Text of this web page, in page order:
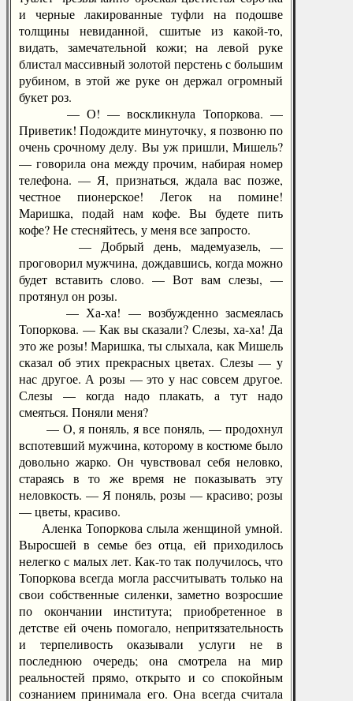
и черные лакированные туфли на подошве
толщины невиданной, сшитые из какой-то,
видать, замечательной кожи; на левой руке
блистал массивный золотой перстень с большим
рубином, в этой же руке он держал огромный
букет роз.
— О! — воскликнула Топоркова. —
Приветик! Подождите минуточку, я позвоню по
очень срочному делу. Вы уж пришли, Мишель?
— говорила она между прочим, набирая номер
телефона. — Я, признаться, ждала вас позже,
честное пионерское! Легок на помине!
Маришка, подай нам кофе. Вы будете пить
кофе? Не стесняйтесь, у меня все запросто.
— Добрый день, мадемуазель, —
проговорил мужчина, дождавшись, когда можно
будет вставить слово. — Вот вам слезы, —
протянул он розы.
— Ха-ха! — возбужденно засмеялась
Топоркова. — Как вы сказали? Слезы, ха-ха! Да
это же розы! Маришка, ты слыхала, как Мишель
сказал об этих прекрасных цветах. Слезы — у
нас другое. А розы — это у нас совсем другое.
Слезы — когда надо плакать, а тут надо
смеяться. Поняли меня?
— О, я поняль, я все поняль, — продохнул
вспотевший мужчина, которому в костюме было
довольно жарко. Он чувствовал себя неловко,
стараясь в то же время не показывать эту
неловкость. — Я поняль, розы — красиво; розы
— цветы, красиво.
Аленка Топоркова слыла женщиной умной.
Выросшей в семье без отца, ей приходилось
нелегко с малых лет. Как-то так получилось, что
Топоркова всегда могла рассчитывать только на
свои собственные силенки, заметно возросшие
по окончании института; приобретенное в
детстве ей очень помогало, непритязательность
и терпеливость оказывали услуги не в
последнюю очередь; она смотрела на мир
реальностей прямо, открыто и со спокойным
сознанием принимала его. Она всегда считала